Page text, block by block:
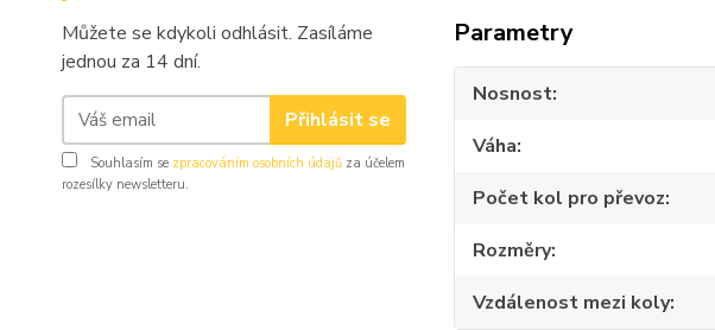
Můžete se kdykoli odhlásit. Zasíláme
jednou za 14 dní.
Přihlásit se
Souhlasím se zpracováním osobních údajů za účelem
rozesílky newsletteru.
Parametry
Nosnost
Váha
Počet kol pro převoz
Rozměry
Vzdálenost mezi koly